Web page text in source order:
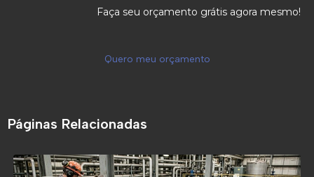
Faça seu orçamento grátis agora mesmo!
Quero meu orçamento
Páginas Relacionadas